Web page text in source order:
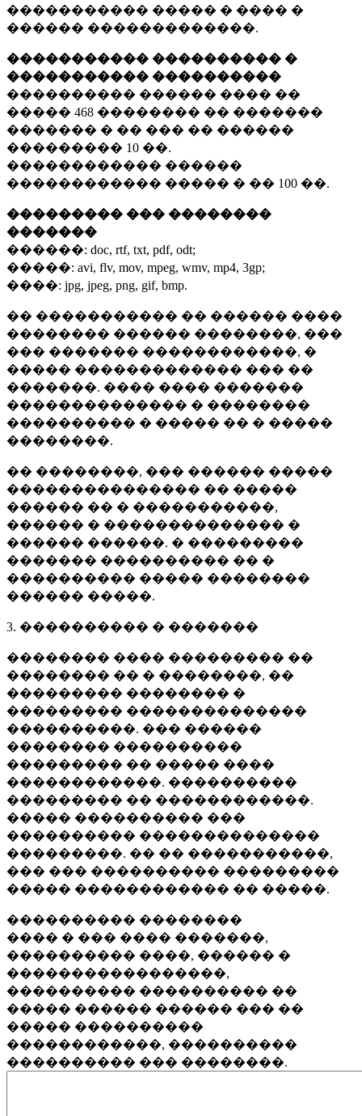
����������� ����� � ���� �
������ �������������.
����������� ���������� �
����������� ����������
���������� ������ ���� ��
����� 468 �������� �� �������
������� � �� ��� �� ������
��������� 10 ��.
������������ ������
������������ ����� � �� 100 ��.
��������� ��� ��������
�������
������: doc, rtf, txt, pdf, odt;
�����: avi, flv, mov, mpeg, wmv, mp4, 3gp;
����: jpg, jpeg, png, gif, bmp.
�� ����������� �� ������ ����
�������� ������ ��������, ���
��� ������� ������������, �
����� ������������� ��� ��
�������. ���� ���� �������
�������������� � ��������
���������� � ����� �� � �����
��������.
�� ��������, ��� ������ �����
��������������� �� �����
������ �� � �����������,
������ � �������������� �
������ ������. � ���������
������� ���������� �� �
���������� ����� ��������
������ �����.
3. ���������� � �������
�������� ���� ��������� ��
�������� �� � ��������, ��
��������� �������� �
��������� ��������������
����������. ��� ������
�������� ����������
��������� �� ����� ����
������������. ����������
��������� �� ������������.
����� ���������� ���
���������� ��������������
���������. �� �� �����������,
��� ��� ���������� ���������
����� ������������ �� �����.
���������� ��������
���� � ��� ���� �������,
���������� ����, ������ �
�����������������,
���������� ���������� ��
����� ������ ������ ��� ��
����� ����������
������������, ����������
���������� ��� ��������.